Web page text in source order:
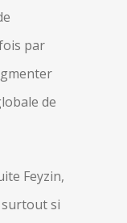
par
de
Feyzin,
si